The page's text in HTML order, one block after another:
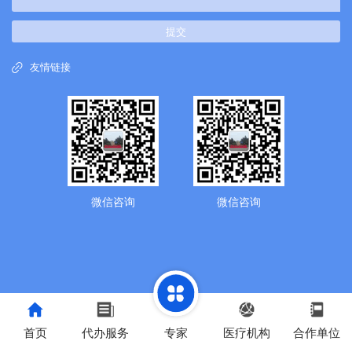
提交
友情链接
微信咨询 微信咨询
首页 代办服务 专家 医疗机构 合作单位